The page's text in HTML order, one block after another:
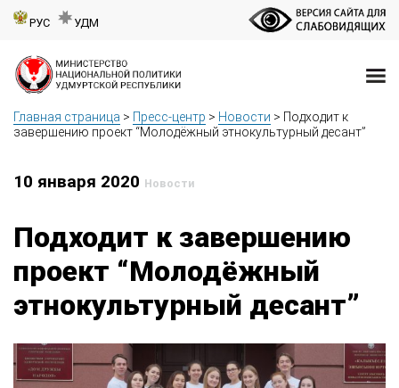
РУС УДМ
Главная страница > Пресс-центр > Новости > Подходит к
завершению проект “Молодёжный этнокультурный десант”
10 января 2020 Новости
Подходит к завершению
проект “Молодёжный
этнокультурный десант”